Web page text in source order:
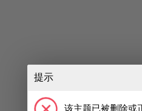
提示
该主题已被删除或